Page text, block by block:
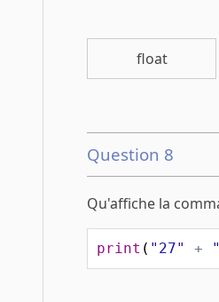
float
Question 8
Qu'affiche la
print ( "27" +